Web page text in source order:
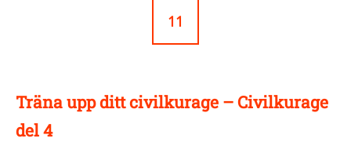
11
Träna upp ditt civilkurage – Civilkurage
del 4